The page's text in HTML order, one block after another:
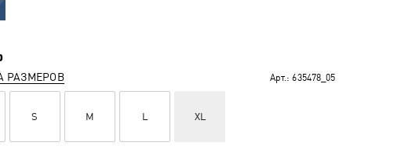
РАЗМЕРОВ Арт.: 635478_05
S M L XL